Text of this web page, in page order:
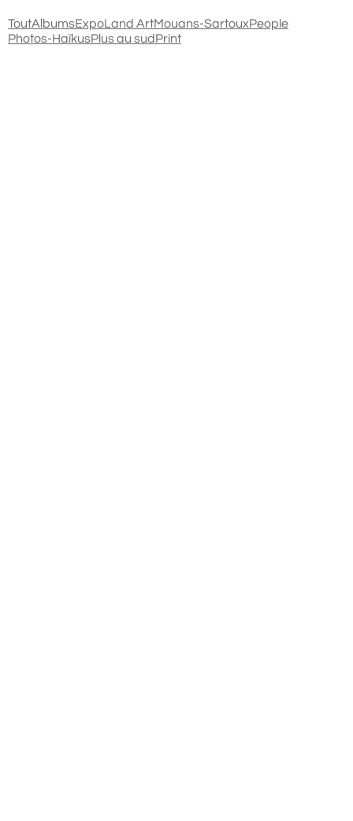
ToutAlbumsExpoLand ArtMouans-SartouxPeople
Photos-HaïkusPlus au sudPrint